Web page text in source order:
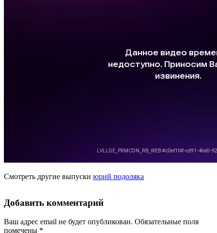
Смотреть другие выпуски юрий подоляка
Добавить комментарий
Ваш адрес email не будет опубликован. Обязательные поля
помечены *